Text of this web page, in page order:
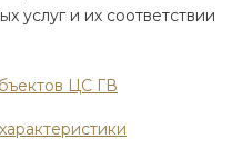
услуг и их соответствии
ЦС ГВ